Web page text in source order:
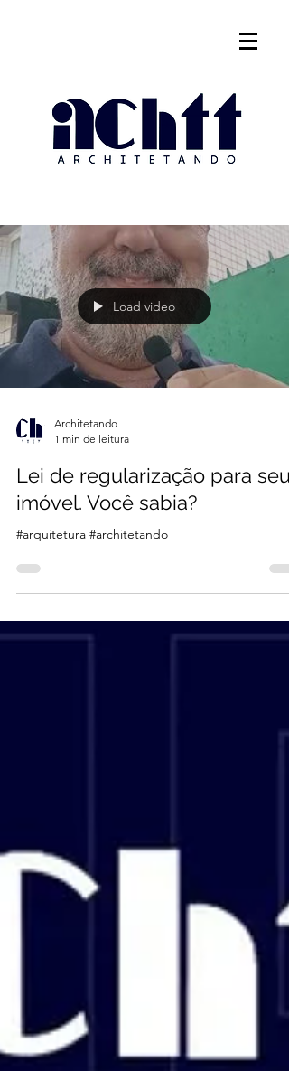
Load video
Architetando
1 min de leitura
Lei de regularização para seu
imóvel. Você sabia?
#arquitetura #architetando